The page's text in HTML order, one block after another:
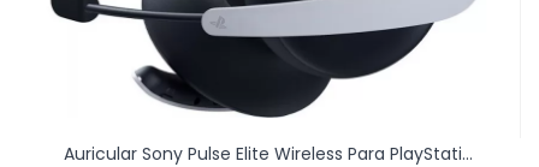
Auricular Sony Pulse Elite Wireless Para PlayStati...